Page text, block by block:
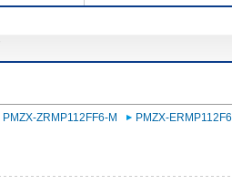
PMZX-ZRMP112FF6-M PMZX-ERMP112F6